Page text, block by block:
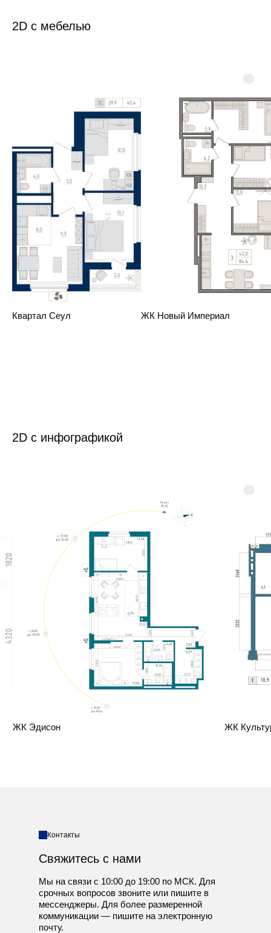
2D с мебелью
Квартал Сеул ЖК Новый Империал
2D с инфографикой
ЖК Эдисон ЖК
Контакты
Свяжитесь с нами
Мы на связи с 10:00 до 19:00 по МСК. Для
срочных вопросов звоните или пишите в
мессенджеры. Для более размеренной
коммуникации — пишите на электронную
почту.